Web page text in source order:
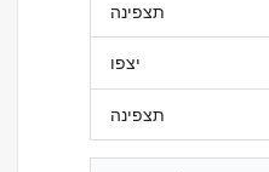
תצפינה
יצפו
תצפינה